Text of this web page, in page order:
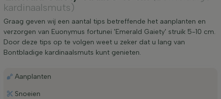
kardinaalsmuts)
Graag geven wij een aantal tips betreffende het aanplanten en
verzorgen van Euonymus fortunei 'Emerald Gaiety' struik 5-10 cm.
Door deze tips op te volgen weet u zeker dat u lang van
Bontbladige kardinaalsmuts kunt genieten.
Aanplanten
Snoeien